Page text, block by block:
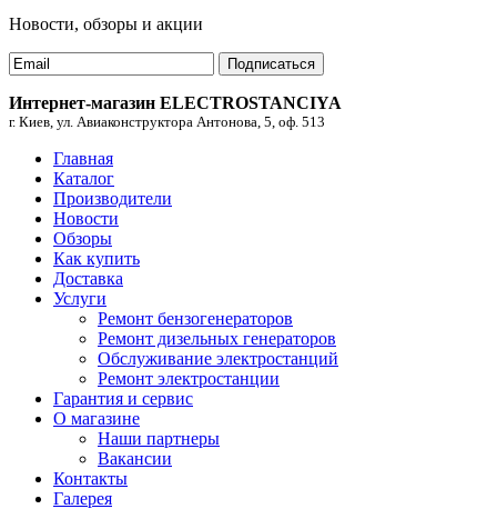
Новости, обзоры и акции
Подписаться
Интернет-магазин ELECTROSTANCIYA
г. Киев, ул. Авиаконструктора Антонова, 5, оф. 513
Главная
Каталог
Производители
Новости
Обзоры
Как купить
Доставка
Услуги
Ремонт бензогенераторов
Ремонт дизельных генераторов
Обслуживание электростанций
Ремонт электростанции
Гарантия и сервис
О магазине
Наши партнеры
Вакансии
Контакты
Галерея